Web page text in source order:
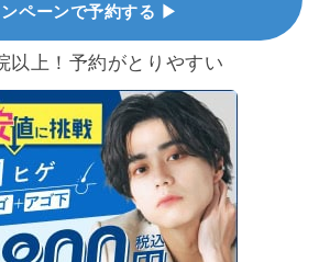
ペーンで予約する ▶
以上！予約がとりやすい